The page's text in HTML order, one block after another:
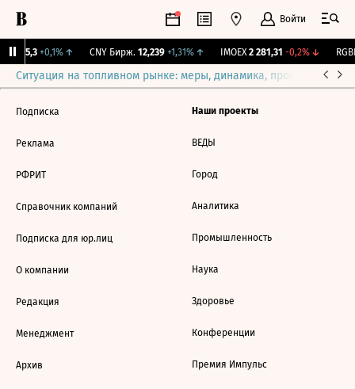
Войти
115,3 +0,1%↑ CNY Бирж. 12,239 +1,31%↑ IMOEX 2 281,31 -0,2%↓
Ситуация на топливном рынке: меры, динамика, прогнозы
Подписка
Реклама
РФРИТ
Справочник компаний
Подписка для юр.лиц
О компании
Редакция
Менеджмент
Архив
Наши проекты
ВЕДЫ
Город
Аналитика
Промышленность
Наука
Здоровье
Конференции
Премия Импульс